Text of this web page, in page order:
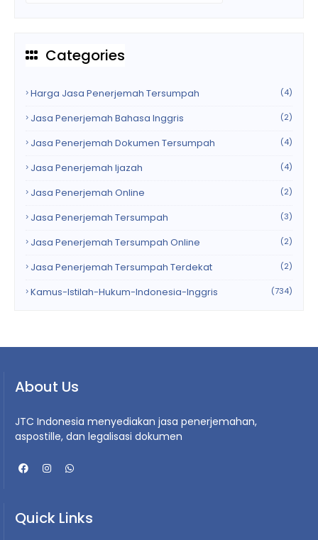
Categories
Harga Jasa Penerjemah Tersumpah (4)
Jasa Penerjemah Bahasa Inggris (2)
Jasa Penerjemah Dokumen Tersumpah (4)
Jasa Penerjemah Ijazah (4)
Jasa Penerjemah Online (2)
Jasa Penerjemah Tersumpah (3)
Jasa Penerjemah Tersumpah Online (2)
Jasa Penerjemah Tersumpah Terdekat (2)
Kamus-Istilah-Hukum-Indonesia-Inggris (734)
About Us
JTC Indonesia menyediakan jasa penerjemahan,
aspostille, dan legalisasi dokumen
Quick Links